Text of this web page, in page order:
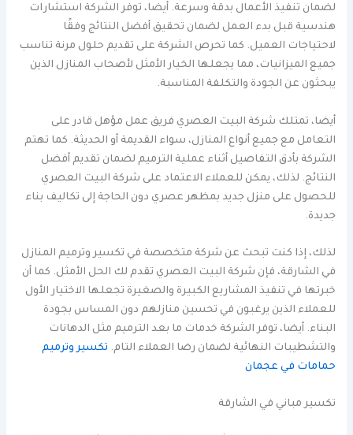
لضمان تنفيذ الأعمال بدقة وسرعة. أيضا، توفر الشركة استشارات
هندسية قبل بدء العمل لضمان تحقيق أفضل النتائج وفقًا
لاحتياجات العميل. كما تحرص الشركة على تقديم حلول مرنة تناسب
جميع الميزانيات، مما يجعلها الخيار الأمثل لأصحاب المنازل الذين
يبحثون عن الجودة والتكلفة المناسبة.
أيضا، تمتلك شركة البيت العصري فريق عمل مؤهل قادر على
التعامل مع جميع أنواع المنازل، سواء القديمة أو الحديثة. كما تهتم
الشركة بأدق التفاصيل أثناء عملية الترميم لضمان تقديم أفضل
النتائج. لذلك، يمكن للعملاء الاعتماد على شركة البيت العصري
للحصول على منزل جديد بمظهر عصري دون الحاجة إلى تكاليف بناء
جديدة.
لذلك، إذا كنت تبحث عن شركة متخصصة في تكسير وترميم المنازل
في الشارقة، فإن شركة البيت العصري تقدم لك الحل الأمثل. كما أن
خبرتها في تنفيذ المشاريع الكبيرة والصغيرة تجعلها الاختيار الأول
للعملاء الذين يرغبون في تحسين منازلهم دون المساس بجودة
البناء. أيضا، توفر الشركة خدمات ما بعد الترميم مثل الدهانات
والتشطيبات النهائية لضمان رضا العملاء التام. تكسير وترميم
حمامات في عجمان
تكسير مباني في الشارقة